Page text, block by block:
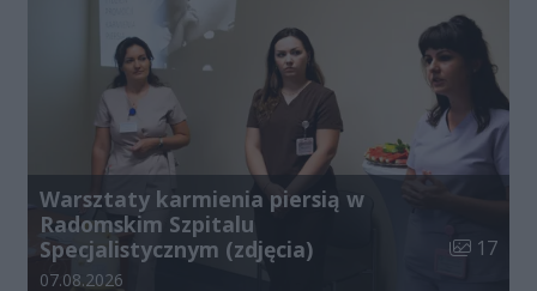
Warsztaty karmienia piersią w
Radomskim Szpitalu
Specjalistycznym (zdjęcia)
Liczba
17
Data dodania galerii:
07.08.2026